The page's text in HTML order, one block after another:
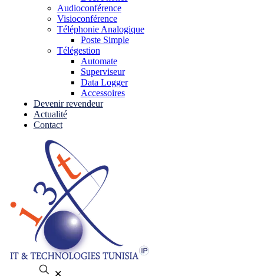
Audioconférence
Visioconférence
Téléphonie Analogique
Poste Simple
Télégestion
Automate
Superviseur
Data Logger
Accessoires
Devenir revendeur
Actualité
Contact
✕